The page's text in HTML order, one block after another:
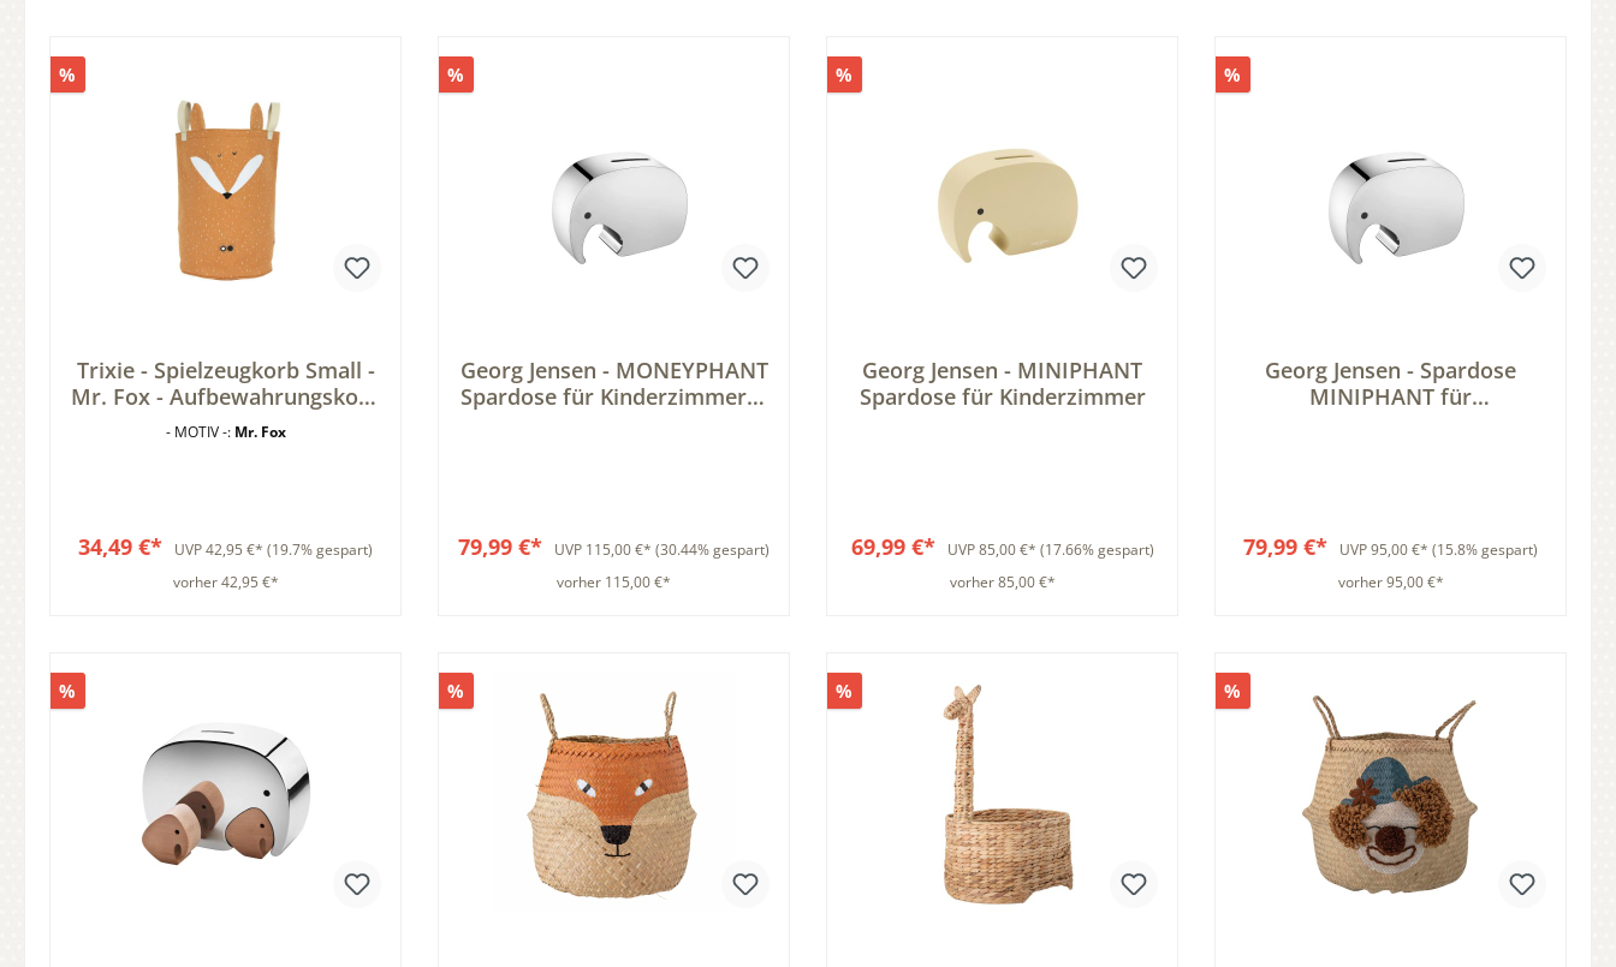
%
Trixie - Spielzeugkorb Small -
Mr. Fox - Aufbewahrungskorb
- Fuchs - Wäschesack
- MOTIV -: Mr. Fox
34,49 €* UVP42,95 €* (19.7% gespart)
vorher 42,95 €*
%
Georg Jensen - MONEYPHANT
Spardose für Kinderzimmer &
79,99 €* UVP 115,00 €* (30.44% gespart)
vorher 115,00 €*
%
Georg Jensen - MINIPHANT
Spardose für Kinderzimmer
69,99 €* UVP85,00 €* (17.66% gespart)
vorher 85,00 €*
%
Georg Jensen - Spardose
MINIPHANT für
79,99 €* UVP95,00 €* (15.8% gespart)
vorher 95,00 €*
% % % %